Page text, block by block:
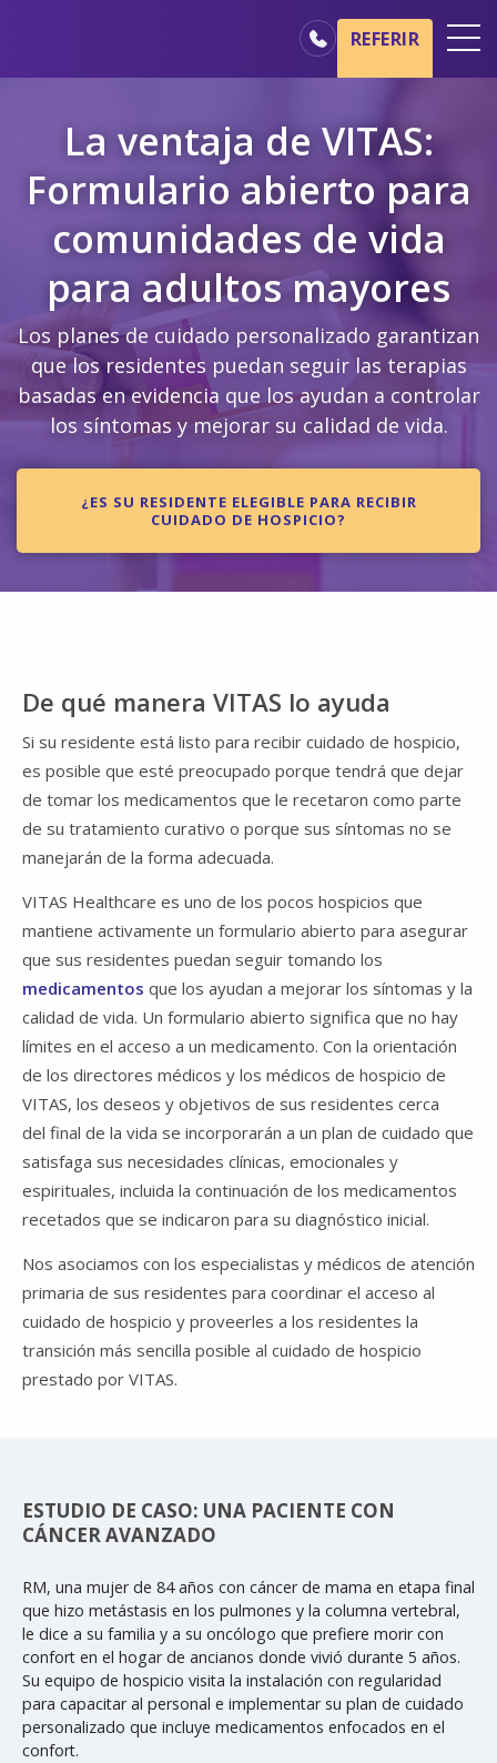
Básicos del cuidado de hospicio
Nuestros servicios
Profesionales médicos
Familiares y cuidadores
REFERIR
La ventaja de VITAS:
Formulario abierto para
comunidades de vida
para adultos mayores
Los planes de cuidado personalizado garantizan
que los residentes puedan seguir las terapias
basadas en evidencia que los ayudan a controlar
los síntomas y mejorar su calidad de vida.
¿ES SU RESIDENTE ELEGIBLE PARA RECIBIR
CUIDADO DE HOSPICIO?
De qué manera VITAS lo ayuda
Si su residente está listo para recibir cuidado de hospicio,
es posible que esté preocupado porque tendrá que dejar
de tomar los medicamentos que le recetaron como parte
de su tratamiento curativo o porque sus síntomas no se
manejarán de la forma adecuada.
VITAS Healthcare es uno de los pocos hospicios que
mantiene activamente un formulario abierto para asegurar
que sus residentes puedan seguir tomando los
medicamentos que los ayudan a mejorar los síntomas y la
calidad de vida. Un formulario abierto significa que no hay
límites en el acceso a un medicamento. Con la orientación
de los directores médicos y los médicos de hospicio de
VITAS, los deseos y objetivos de sus residentes cerca
del final de la vida se incorporarán a un plan de cuidado que
satisfaga sus necesidades clínicas, emocionales y
espirituales, incluida la continuación de los medicamentos
recetados que se indicaron para su diagnóstico inicial.
Nos asociamos con los especialistas y médicos de atención
primaria de sus residentes para coordinar el acceso al
cuidado de hospicio y proveerles a los residentes la
transición más sencilla posible al cuidado de hospicio
prestado por VITAS.
ESTUDIO DE CASO: UNA PACIENTE CON
CÁNCER AVANZADO
RM, una mujer de 84 años con cáncer de mama en etapa final
que hizo metástasis en los pulmones y la columna vertebral,
le dice a su familia y a su oncólogo que prefiere morir con
confort en el hogar de ancianos donde vivió durante 5 años.
Su equipo de hospicio visita la instalación con regularidad
para capacitar al personal e implementar su plan de cuidado
personalizado que incluye medicamentos enfocados en el
confort.